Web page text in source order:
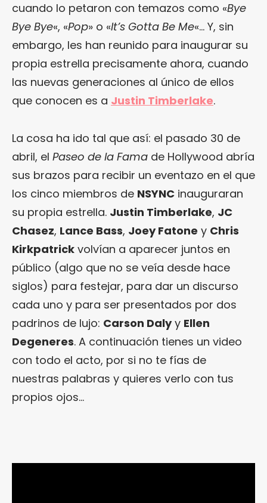
cuando lo petaron con temazos como «Bye
Bye Bye«, «Pop» o «It’s Gotta Be Me«… Y, sin
embargo, les han reunido para inaugurar su
propia estrella precisamente ahora, cuando
las nuevas generaciones al único de ellos
que conocen es a Justin Timberlake.
La cosa ha ido tal que así: el pasado 30 de
abril, el Paseo de la Fama de Hollywood abría
sus brazos para recibir un eventazo en el que
los cinco miembros de NSYNC inauguraran
su propia estrella. Justin Timberlake, JC
Chasez, Lance Bass, Joey Fatone y Chris
Kirkpatrick volvían a aparecer juntos en
público (algo que no se veía desde hace
siglos) para festejar, para dar un discurso
cada uno y para ser presentados por dos
padrinos de lujo: Carson Dalyy Ellen
Degeneres. A continuación tienes un video
con todo el acto, por si no te fías de
nuestras palabras y quieres verlo con tus
propios ojos…